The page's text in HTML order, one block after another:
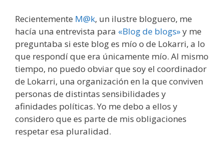
Recientemente M@k, un ilustre bloguero, me
hacía una entrevista para «Blog de blogs»y me
preguntaba si este blog es mío o de Lokarri, a lo
que respondí que era únicamente mío. Al mismo
tiempo, no puedo obviar que soy el coordinador
de Lokarri, una organización en la que conviven
personas de distintas sensibilidades y
afinidades políticas. Yo me debo a ellos y
considero que es parte de mis obligaciones
respetar esa pluralidad.